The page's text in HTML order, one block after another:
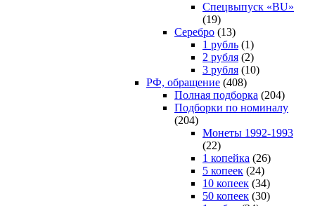
Спецвыпуск «BU»
(19)
Серебро (13)
1 рубль (1)
2 рубля (2)
3 рубля (10)
РФ, обращение (408)
Полная подборка (204)
Подборки по номиналу
(204)
Монеты 1992-1993
(22)
1 копейка (26)
5 копеек (24)
10 копеек (34)
50 копеек (30)